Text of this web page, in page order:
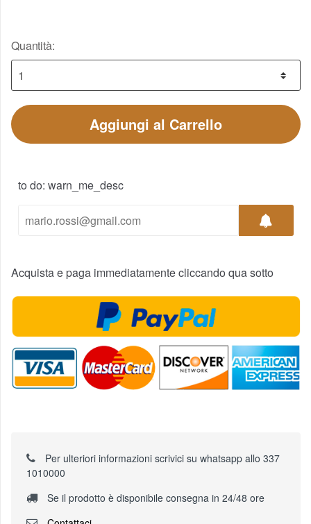
Quantità:
Aggiungi al Carrello
to do: warn_me_desc
Acquista e paga immediatamente cliccando qua sotto
Per ulteriori informazioni scrivici su whatsapp allo 337
1010000
Se il prodotto è disponibile consegna in 24/48 ore